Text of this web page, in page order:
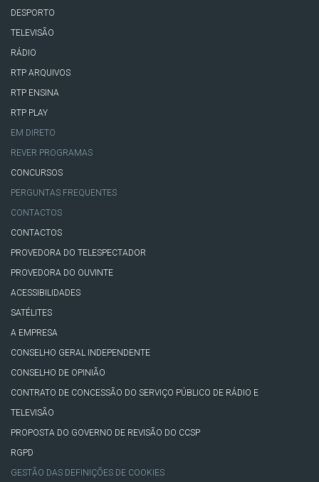
DESPORTO
TELEVISÃO
RÁDIO
RTP ARQUIVOS
RTP ENSINA
RTP PLAY
EM DIRETO
REVER PROGRAMAS
CONCURSOS
PERGUNTAS FREQUENTES
CONTACTOS
CONTACTOS
PROVEDORA DO TELESPECTADOR
PROVEDORA DO OUVINTE
ACESSIBILIDADES
SATÉLITES
A EMPRESA
CONSELHO GERAL INDEPENDENTE
CONSELHO DE OPINIÃO
CONTRATO DE CONCESSÃO DO SERVIÇO PÚBLICO DE RÁDIO E
TELEVISÃO
PROPOSTA DO GOVERNO DE REVISÃO DO CCSP
RGPD
GESTÃO DAS DEFINIÇÕES DE COOKIES